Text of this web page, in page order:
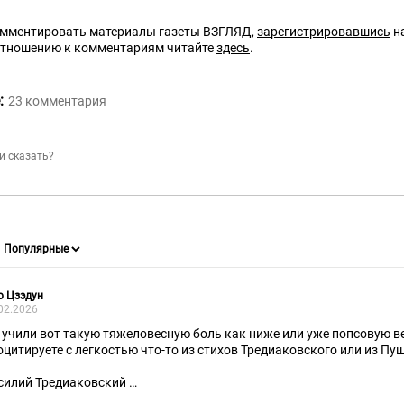
материалы газеты ВЗГЛЯД,зарегистрировавшись
к комментариям читайтездесь.
23 комментария
Цзэдун
вот такую тяжеловесную боль как ниже или уже попсовую
с легкостью что-то из стихов Тредиаковского или из
Тредиаковский